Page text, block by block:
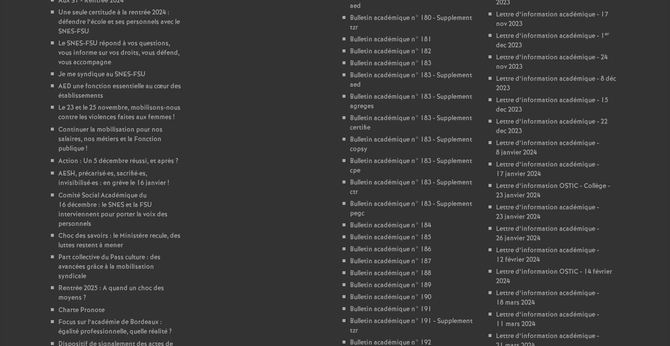
Une seule certitude à la rentrée 2024 :
défendre l’école et ses personnels avec le
SNES-FSU
Le SNES-FSU répond à vos questions,
vous informe sur vos droits, vous défend,
vous accompagne
Je me syndique au SNES-FSU
AED une fonction essentielle au cœur des
établissements
Le 23 et le 25 novembre, mobilisons-nous
contre les violences faites aux femmes !
Continuer la mobilisation pour nos
salaires, nos métiers et la Fonction
publique!
Action : Un 5 décembre réussi, et après ?
AESH, précarisé·es, sacrifié·es,
invisibilisé·es : en grève le 16 janvier!
Comité Social Académique du
16 décembre : le SNES et la FSU
interviennent pour porter la voix des
personnels
Choc des savoirs : le Ministère recule, des
luttes restent à mener
Part collective du Pass culture : des
avancées grâce à la mobilisation
syndicale
Rentrée 2025 : A quand un choc des
moyens ?
Charte Pronote
Focus sur l’académie de Bordeaux :
égalité professionnelle, quelle réalité?
aed
Bulletin académique n° 180 - Supplement
tzr
Bulletin académique n° 181
Bulletin académique n° 182
Bulletin académique n° 183
Bulletin académique n° 183 - Supplement
aed
Bulletin académique n° 183 - Supplement
agreges
Bulletin académique n° 183 - Supplement
certifie
Bulletin académique n° 183 - Supplement
copsy
Bulletin académique n° 183 - Supplement
cpe
Bulletin académique n° 183 - Supplement
ctr
Bulletin académique n° 183 - Supplement
pegc
Bulletin académique n° 184
Bulletin académique n° 185
Bulletin académique n° 186
Bulletin académique n° 187
Bulletin académique n° 188
Bulletin académique n° 189
Bulletin académique n° 190
Bulletin académique n° 191
Bulletin académique n° 191 - Supplement
tzr
Bulletin académique n° 192
2023
Lettre d’information académique - 17
nov 2023
Lettre d’information académique - 1 er
dec 2023
Lettre d’information académique - 24
nov 2023
Lettre d’information académique - 8 déc
2023
Lettre d’information académique - 15
dec 2023
Lettre d’information académique - 22
dec 2023
Lettre d’information académique -
8 janvier 2024
Lettre d’information académique -
17 janvier 2024
Lettre d’information OSTIC - Collège -
23 janvier 2024
Lettre d’information académique -
23 janvier 2024
Lettre d’information académique -
26 janvier 2024
Lettre d’information académique -
12 février 2024
Lettre d’information OSTIC - 14 février
2024
Lettre d’information académique -
18 mars 2024
Lettre d’information académique -
11 mars 2024
Lettre d’information académique -